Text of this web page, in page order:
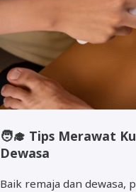
🧑‍🎓 Tips Merawat
Dewasa
Baik remaja dan dewasa,